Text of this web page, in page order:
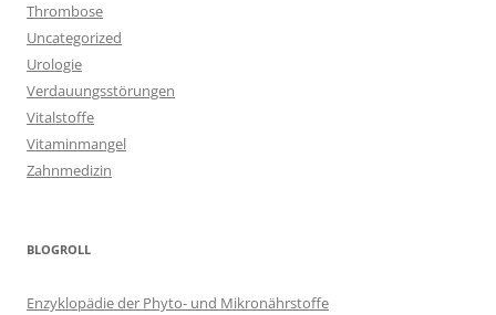
Thrombose
Uncategorized
Urologie
Verdauungsstörungen
Vitalstoffe
Vitaminmangel
Zahnmedizin
BLOGROLL
Enzyklopädie der Phyto- und Mikronährstoffe